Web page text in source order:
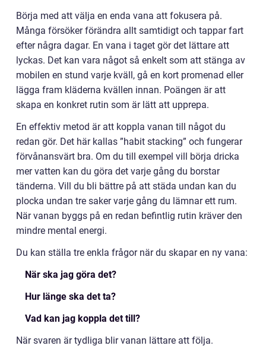
Börja med att välja en enda vana att fokusera på.
Många försöker förändra allt samtidigt och tappar fart
efter några dagar. En vana i taget gör det lättare att
lyckas. Det kan vara något så enkelt som att stänga av
mobilen en stund varje kväll, gå en kort promenad eller
lägga fram kläderna kvällen innan. Poängen är att
skapa en konkret rutin som är lätt att upprepa.
En effektiv metod är att koppla vanan till något du
redan gör. Det här kallas ”habit stacking” och fungerar
förvånansvärt bra. Om du till exempel vill börja dricka
mer vatten kan du göra det varje gång du borstar
tänderna. Vill du bli bättre på att städa undan kan du
plocka undan tre saker varje gång du lämnar ett rum.
När vanan byggs på en redan befintlig rutin kräver den
mindre mental energi.
Du kan ställa tre enkla frågor när du skapar en ny vana:
När ska jag göra det?
Hur länge ska det ta?
Vad kan jag koppla det till?
När svaren är tydliga blir vanan lättare att följa.